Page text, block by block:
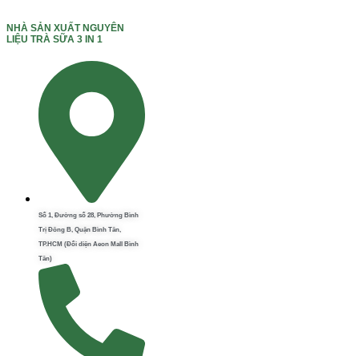
NHÀ SẢN XUẤT NGUYÊN
LIỆU TRÀ SỮA 3 IN 1
Số 1, Đường số 28, Phường Bình
Trị Đông B, Quận Bình Tân,
TP.HCM (Đối diện Aeon Mall Bình
Tân)